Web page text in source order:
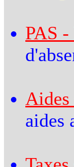
PAS
Aides
aides